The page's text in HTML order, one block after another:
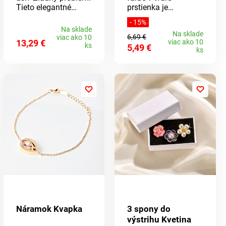
Tieto elegantné
perfektne vďaka
magnetu a ušetria
Vás bolestivého
13,29 €
Na sklade
viac ako 10
ks
prstienka je
ozdobený 8 pravými
zafírmi s celkovou
hmotnosťou 0,15
karátu. Dĺžka 46 cm
+ 5 cm v predĺžení, s
zapínaním.
Dodávané v
organzovom sáčku.
Materiál: kov.
- 15%
6,69 €
5,49 €
Na sklade
viac ako 10
ks
Náramok Kvapka
3 spony do
výstrihu Kvetina